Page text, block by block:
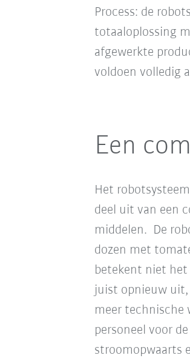
Process: de
totaaloplossing
afgewerkte
voldoen volledig
Een
Het
deel uit van een
middelen. De
dozen met
betekent niet het
juist opnieuw
meer technische
personeel voor
stroomopwaarts